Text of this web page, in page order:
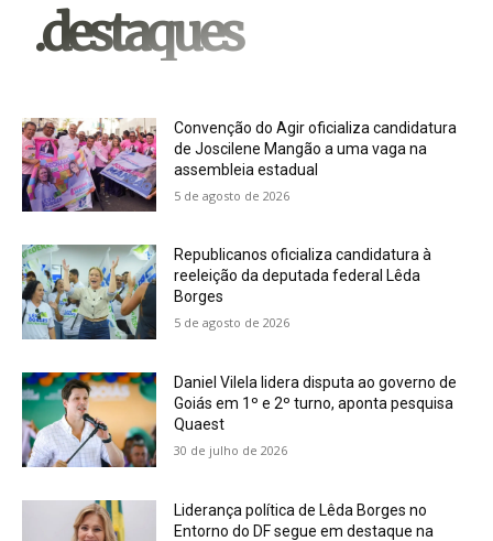
.destaques
Convenção do Agir oficializa candidatura
de Joscilene Mangão a uma vaga na
assembleia estadual
5 de agosto de 2026
Republicanos oficializa candidatura à
reeleição da deputada federal Lêda
Borges
5 de agosto de 2026
Daniel Vilela lidera disputa ao governo de
Goiás em 1º e 2º turno, aponta pesquisa
Quaest
30 de julho de 2026
Liderança política de Lêda Borges no
Entorno do DF segue em destaque na